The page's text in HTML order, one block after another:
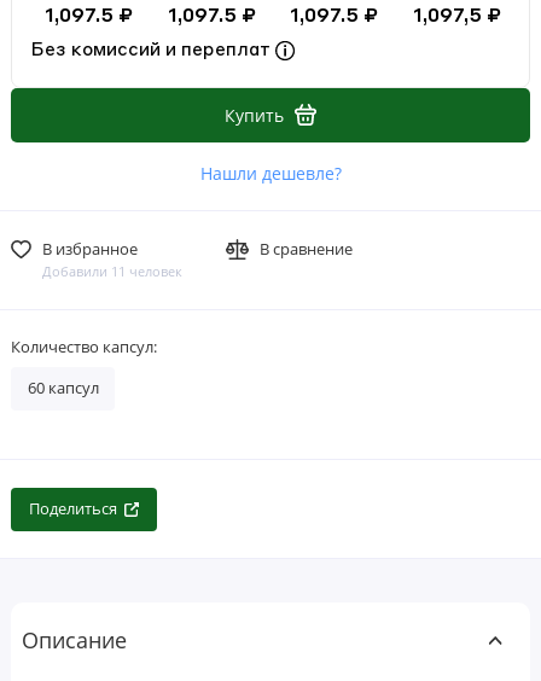
1,097.5 ₽ 1,097.5 ₽ 1,097.5 ₽ 1,097,5 ₽
Без комиссий и переплат
Купить
Нашли дешевле?
В избранное
Добавили 11 человек
В сравнение
Количество капсул:
60 капсул
Поделиться
Описание